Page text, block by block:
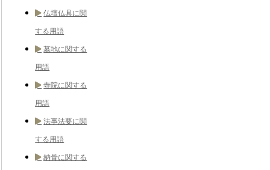
仏壇仏具に関
する用語
墓地に関する
用語
寺院に関する
用語
法事法要に関
する用語
納骨に関する